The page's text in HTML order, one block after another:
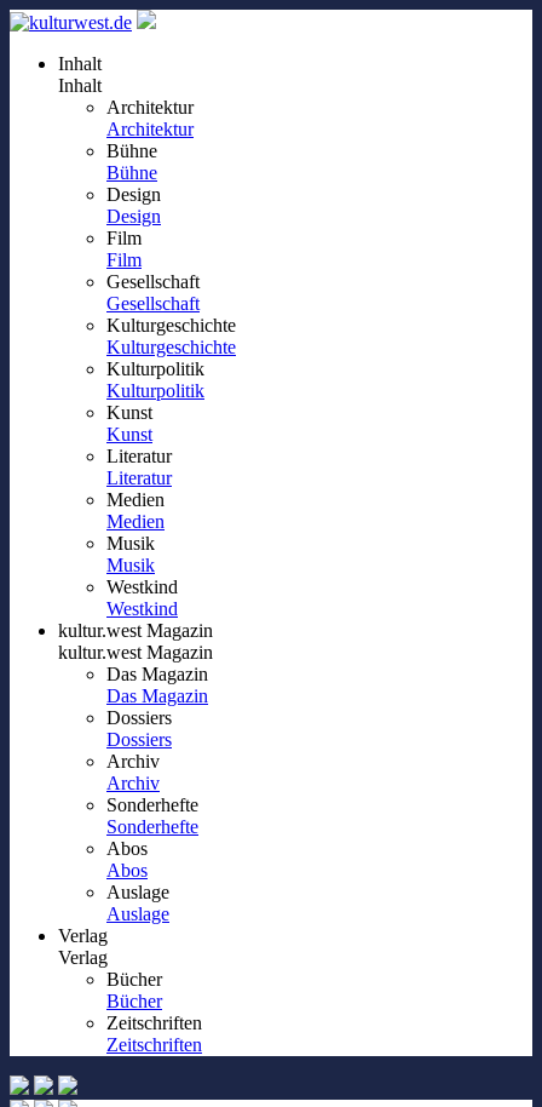
Inhalt
Inhalt
Architektur
Architektur
Bühne
Bühne
Design
Design
Film
Film
Gesellschaft
Gesellschaft
Kulturgeschichte
Kulturgeschichte
Kulturpolitik
Kulturpolitik
Kunst
Kunst
Literatur
Literatur
Medien
Medien
Musik
Musik
Westkind
Westkind
kultur.west Magazin
kultur.west Magazin
Das Magazin
Das Magazin
Dossiers
Dossiers
Archiv
Archiv
Sonderhefte
Sonderhefte
Abos
Abos
Auslage
Auslage
Verlag
Verlag
Bücher
Bücher
Zeitschriften
Zeitschriften